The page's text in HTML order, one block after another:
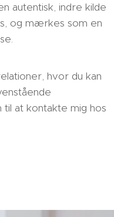
autentisk, indre kilde
og mærkes som en
hvor du kan
at kontakte mig hos